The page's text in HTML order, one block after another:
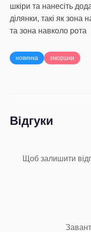
шкіри та нанесіть
ділянки, такі як зона
та зона навколо рота
новинка зморшки
Відгуки
Щоб залишити